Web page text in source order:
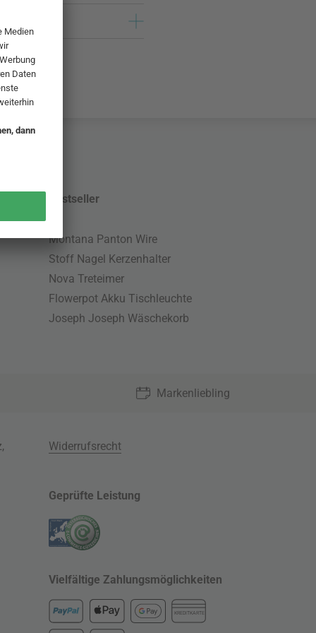
Bestseller
Montana Panton Wire
Stoff Nagel Kerzenhalter
Nova Treteimer
Flowerpot Akku Tischleuchte
Joseph Joseph Wäschekorb
Markenliebling
,
Widerrufsrecht
Geprüfte Leistung
Vielfältige Zahlungsmöglichkeiten
KREDITKARTE